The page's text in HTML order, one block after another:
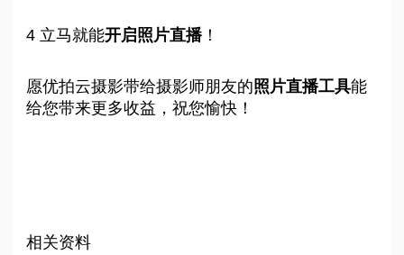
4 立马就能开启照片直播！
愿优拍云摄影带给摄影师朋友的照片直播工具能
给您带来更多收益，祝您愉快！
相关资料